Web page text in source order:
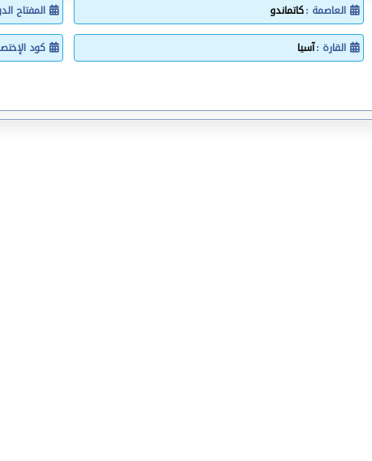
العاصمة :كاتماندو المفتاح
القارة :آسيا كود